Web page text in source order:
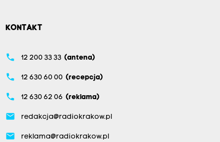
KONTAKT
phone 12 200 33 33 (antena)
phone 12 630 60 00 (recepcja)
phone 12 630 62 06 (reklama)
email redakcja@radiokrakow.pl
email reklama@radiokrakow.pl